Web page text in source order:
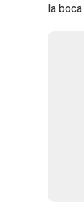
la boca.